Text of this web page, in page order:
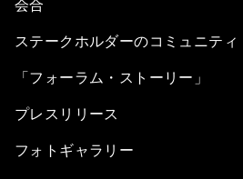
会合
ステークホルダーのコミュニティ
「フォーラム・ストーリー」
プレスリリース
フォトギャラリー